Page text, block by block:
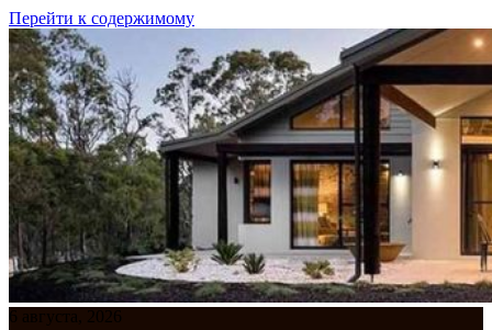
Перейти к содержимому
6 августа, 2026